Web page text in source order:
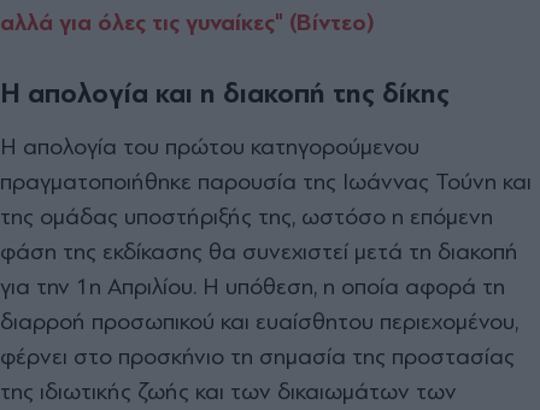
αλλά για όλες τις γυναίκες" (Βίντεο)
Η απολογία και η διακοπή της δίκης
Η απολογία του πρώτου κατηγορούμενου
πραγματοποιήθηκε παρουσία της Ιωάννας Τούνη και
της ομάδας υποστήριξής της, ωστόσο η επόμενη
φάση της εκδίκασης θα συνεχιστεί μετά τη διακοπή
για την 1η Απριλίου. Η υπόθεση, η οποία αφορά τη
διαρροή προσωπικού και ευαίσθητου περιεχομένου,
φέρνει στο προσκήνιο τη σημασία της προστασίας
της ιδιωτικής ζωής και των δικαιωμάτων των